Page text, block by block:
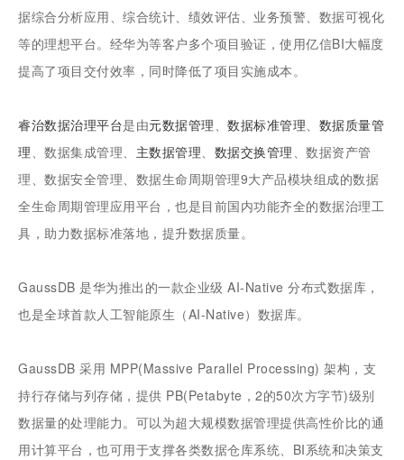
据综合分析应用、综合统计、绩效评估、业务预警、数据可视化
等的理想平台。经华为等客户多个项目验证，使用亿信BI大幅度
提高了项目交付效率，同时降低了项目实施成本。
睿治数据治理平台是由元数据管理、数据标准管理、 数据质量管
理、数据集成管理、 主数据管理、 数据交换管理、数据资产管
理、数据安全管理、数据生命周期管理9大产品模块组成的数据
全生命周期管理应用平台，也是目前国内功能齐全的数据治理工
具，助力数据标准落地，提升数据质量。
GaussDB 是华为推出的一款企业级 AI-Native 分布式数据库，
也是全球首款人工智能原生（AI-Native）数据库。
GaussDB 采用 MPP(Massive Parallel Processing) 架构，支
持行存储与列存储，提供 PB(Petabyte，2的50次方字节)级别
数据量的处理能力。可以为超大规模数据管理提供高性价比的通
用计算平台，也可用于支撑各类数据仓库系统、BI系统和决策支